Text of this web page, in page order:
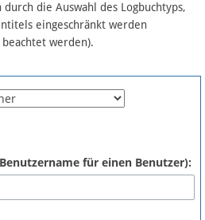
die Auswahl des Logbuchtyps,
eingeschränkt werden
werden).
für einen Benutzer):